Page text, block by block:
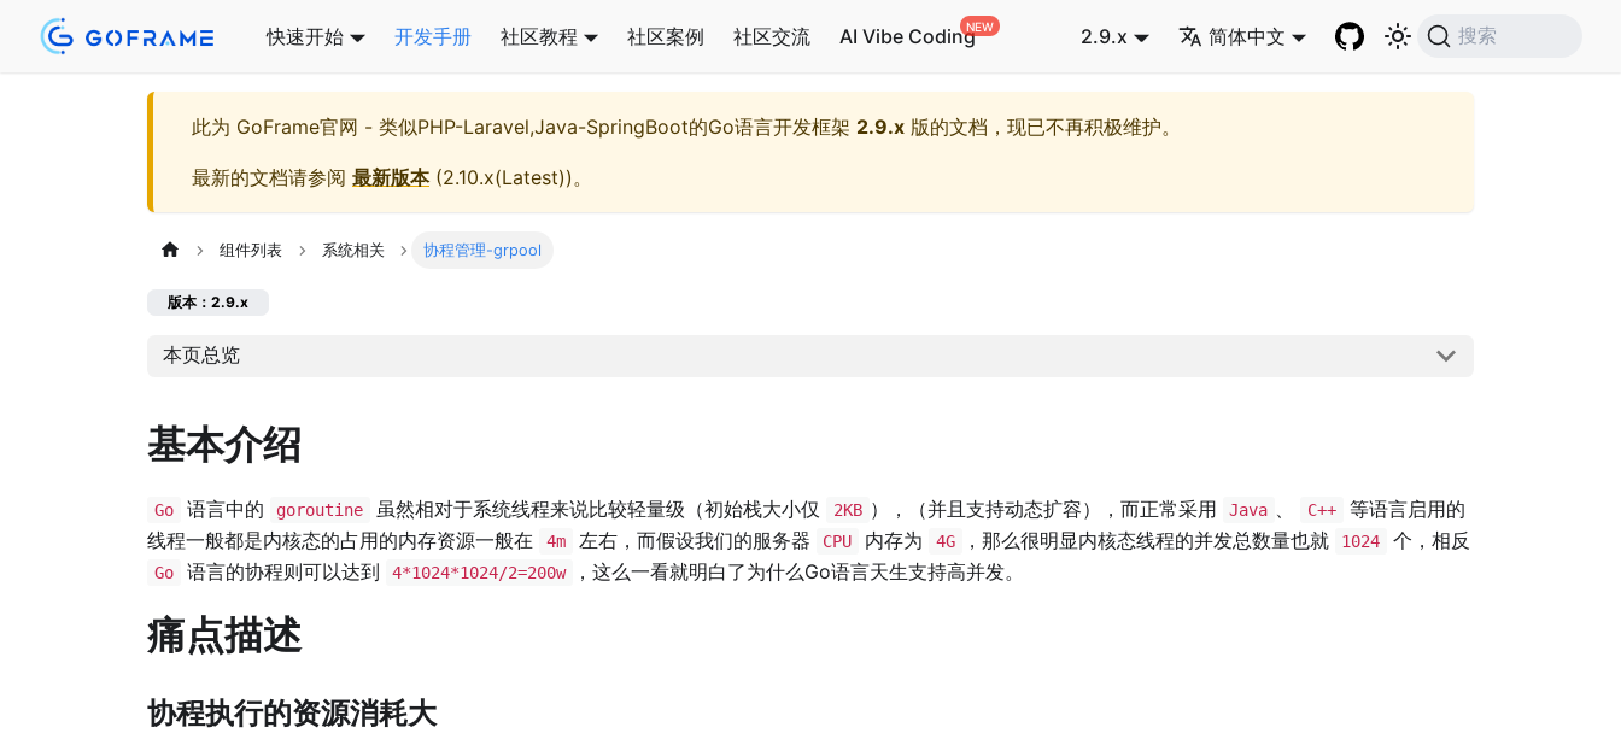
快速开始 开发手册 社区教程 社区案例 社区交流 AI Vibe Coding 2.9.x 简体中文 搜索
此为 GoFrame官网 - 类似PHP-Laravel,Java-SpringBoot的Go语言开发框架 2.9.x 版的文档，现已不再积极维护。
最新的文档请参阅 最新版本(2.10.x(Latest))。
组件列表 系统相关 协程管理-grpool
版本：2.9.x
本页总览
基本介绍
Go 语言中的 goroutine 虽然相对于系统线程来说比较轻量级（初始栈大小仅 2KB ），（并且支持动态扩容），而正常采用 Java C++
等语言启用的
线程一般都是内核态的占用的内存资源一般在
4m 左右，而假设我们的服务器 CPU 内存为 4G ，那么很明显内核态线程的并发总数量也就 1024 个，相反
Go 语言的协程则可以达到 4*1024*1024/2=200w ，这么一看就明白了为什么Go语言天生支持高并发。
痛点描述
协程执行的资源消耗大